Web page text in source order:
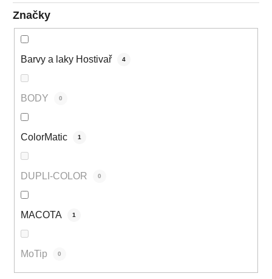
Značky
Barvy a laky Hostivař 4
BODY 0
ColorMatic 1
DUPLI-COLOR 0
MACOTA 1
MoTip 0